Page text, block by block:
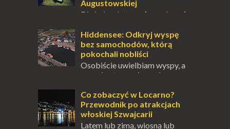
Augustowskiej
Dla jednych to może wydawać
przetrwania lub romantycznym życiem. Dla
innych to nieustanne przebywanie z B...
Hiddensee: Odkryj wyspę
bez samochodów, którą
pokochali nobliści
Osobiście uwielbiam wyspy, a
uczucie otoczenia wodą
pośrodku Bałtyku? To zawsze brzmi jak
doskonał...
Co zobaczyć w Locarno?
Przewodnik po atrakcjach
włoskiej Szwajcarii
Latem lub zimą, wiosną lub